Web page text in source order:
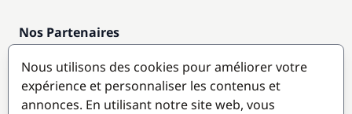
Nos Partenaires
Destinations populaires
Nous utilisons des cookies pour améliorer votre
expérience et personnaliser les contenus et
annonces. En utilisant notre site web, vous